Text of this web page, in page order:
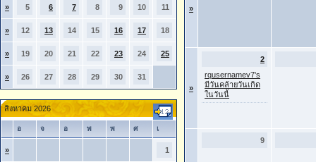
» 5 6 7 8 9 10 11
» 12 13 14 15 16 17 18
» 19 20 21 22 23 24 25
» 26 27 28 29 30 31
สิงหาคม 2026
อ จ อ พ พ ศ เ
» 1
»
»
2
rqusernamev7's
มีวันคล้ายวันเกิด
ในวันนี้
9